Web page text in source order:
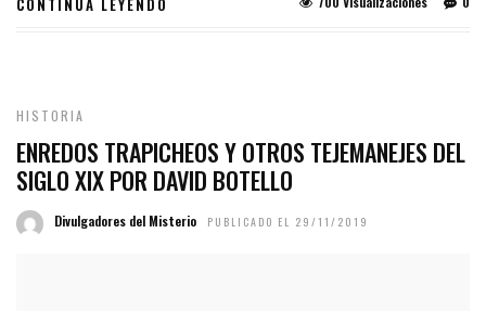
HISTORIA
ENREDOS TRAPICHEOS Y OTROS TEJEMANEJES DEL
SIGLO XIX POR DAVID BOTELLO
Divulgadores del Misterio PUBLICADO EL 29/11/2019